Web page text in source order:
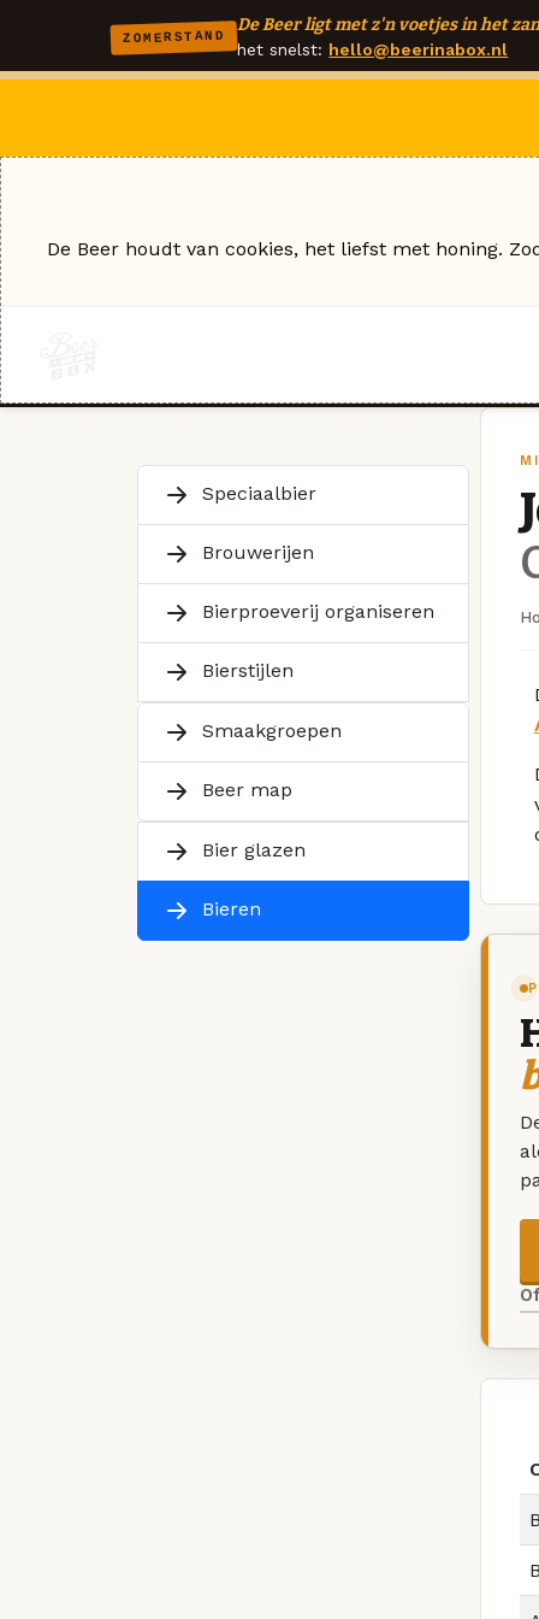
ZOMERSTAND
De Beer ligt met z'n voetjes in het
het snelst: hello@beerinabox.nl
Speciaalbier
Brouwerijen
Bierproeverij organiseren
Bierstijlen
Smaakgroepen
Beer map
Bier glazen
Bieren
De Beer houdt van cookies, het liefst met honing.